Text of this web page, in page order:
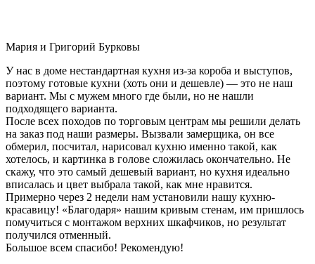
Мария и Григорий Бурковы
У нас в доме нестандартная кухня из-за короба и выступов,
поэтому готовые кухни (хоть они и дешевле) — это не наш
вариант. Мы с мужем много где были, но не нашли
подходящего варианта.
После всех походов по торговым центрам мы решили делать
на заказ под наши размеры. Вызвали замерщика, он все
обмерил, посчитал, нарисовал кухню именно такой, как
хотелось, и картинка в голове сложилась окончательно. Не
скажу, что это самый дешевый вариант, но кухня идеально
вписалась и цвет выбрала такой, как мне нравится.
Примерно через 2 недели нам установили нашу кухню-
красавицу! «Благодаря» нашим кривым стенам, им пришлось
помучиться с монтажом верхних шкафчиков, но результат
получился отменный.
Большое всем спасибо! Рекомендую!